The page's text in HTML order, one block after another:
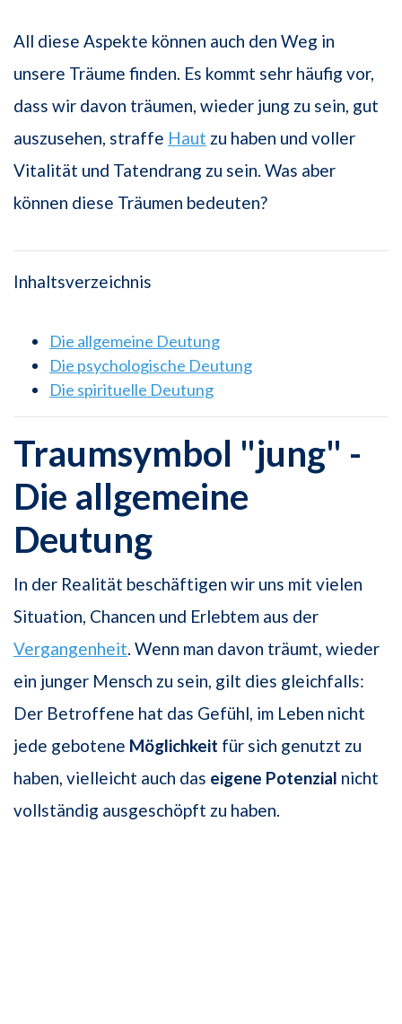
All diese Aspekte können auch den Weg in
unsere Träume finden. Es kommt sehr häufig vor,
dass wir davon träumen, wieder jung zu sein, gut
auszusehen, straffe Haut zu haben und voller
Vitalität und Tatendrang zu sein. Was aber
können diese Träumen bedeuten?
Inhaltsverzeichnis
Die allgemeine Deutung
Die psychologische Deutung
Die spirituelle Deutung
Traumsymbol "jung" -
Die allgemeine
Deutung
In der Realität beschäftigen wir uns mit vielen
Situation, Chancen und Erlebtem aus der
Vergangenheit. Wenn man davon träumt, wieder
ein junger Mensch zu sein, gilt dies gleichfalls:
Der Betroffene hat das Gefühl, im Leben nicht
jede gebotene Möglichkeit für sich genutzt zu
haben, vielleicht auch das eigene Potenzial nicht
vollständig ausgeschöpft zu haben.